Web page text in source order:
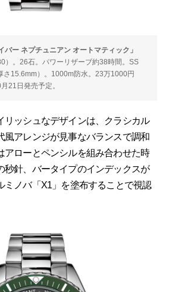
バー ネプチュニアン オートマティック」
）。26石。パワーリザーブ約38時間。SS
さ15.6mm）。1000m防水。23万1000円
21日発売予定。
ッシュなデザインは、クラシカル
風アレンジが見事なバランスで調和
アローとペンシルを組み合わせた時
秒針、バータイプのインデックスが
ミノバ「X1」を塗布することで視認